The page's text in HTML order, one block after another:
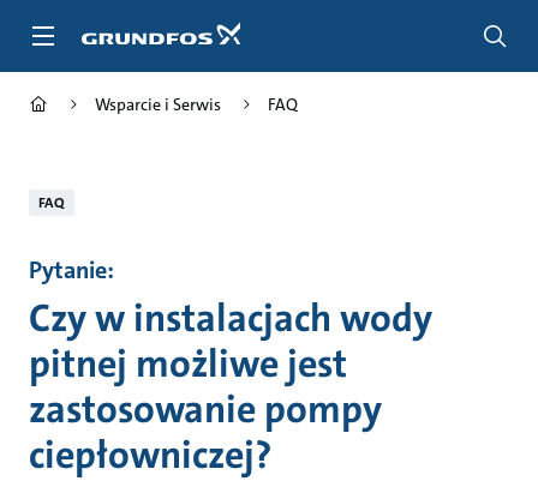
Wsparcie i Serwis FAQ
FAQ
Pytanie:
Czy w instalacjach wody
pitnej możliwe jest
zastosowanie pompy
ciepłowniczej?